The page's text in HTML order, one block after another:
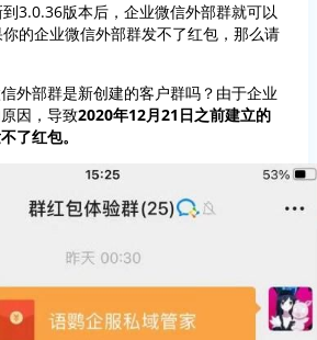
3.0.36版本后，企业微信外部群就可以
的企业微信外部群发不了红包，那么请
外部群是新创建的客户群吗？由于企业
因，导致2020年12月21日之前建立的
了红包。